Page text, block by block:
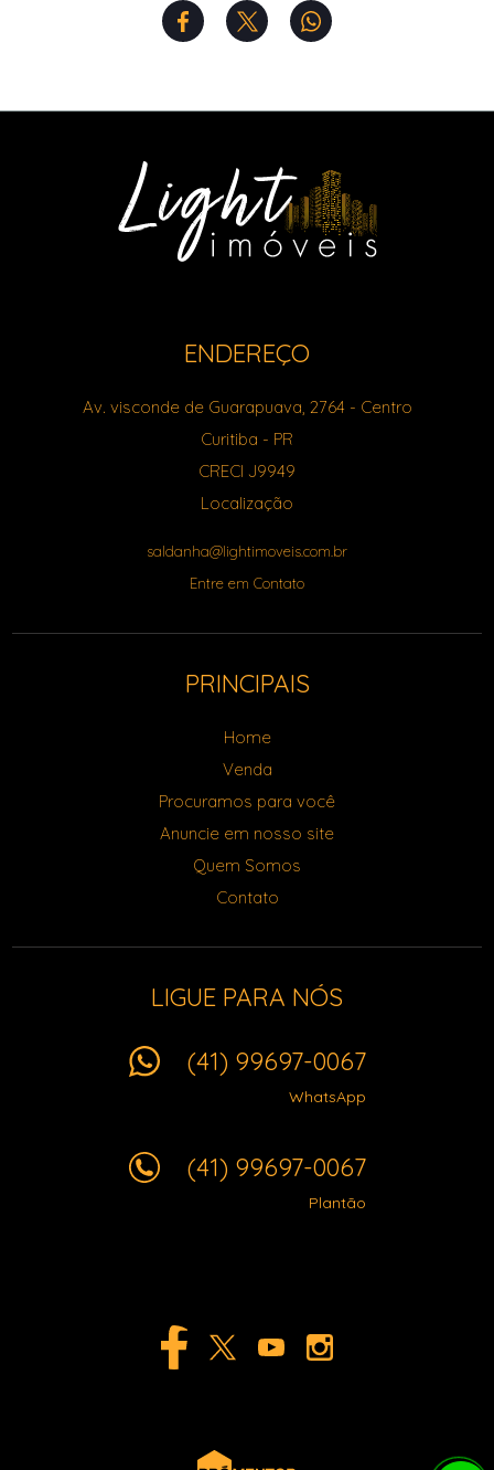
ENDEREÇO
Av. visconde de Guarapuava, 2764- Centro
Curitiba - PR
CRECI J9949
Localização
saldanha@lightimoveis.com.br
Entre em Contato
PRINCIPAIS
Home
Venda
Procuramos para você
Anuncie em nosso site
Quem Somos
Contato
LIGUE PARA NÓS
(41) 99697-0067
WhatsApp
(41) 99697-0067
Plantão